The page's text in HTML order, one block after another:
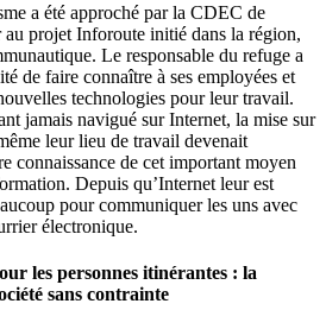
a été approché par la CDEC de
projet Inforoute initié dans la région,
Le responsable du refuge a
de faire connaître à ses employées et
technologies pour leur travail.
jamais navigué sur Internet, la mise sur
leur lieu de travail devenait
connaissance de cet important moyen
Depuis qu’Internet leur est
pour communiquer les uns avec
électronique.
les personnes itinérantes : la
sans contrainte